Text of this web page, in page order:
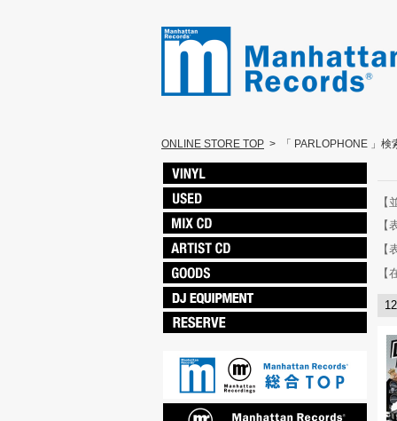
ONLINE STORE TOP > 「 PARLOPHONE 」検
【
【
【
【